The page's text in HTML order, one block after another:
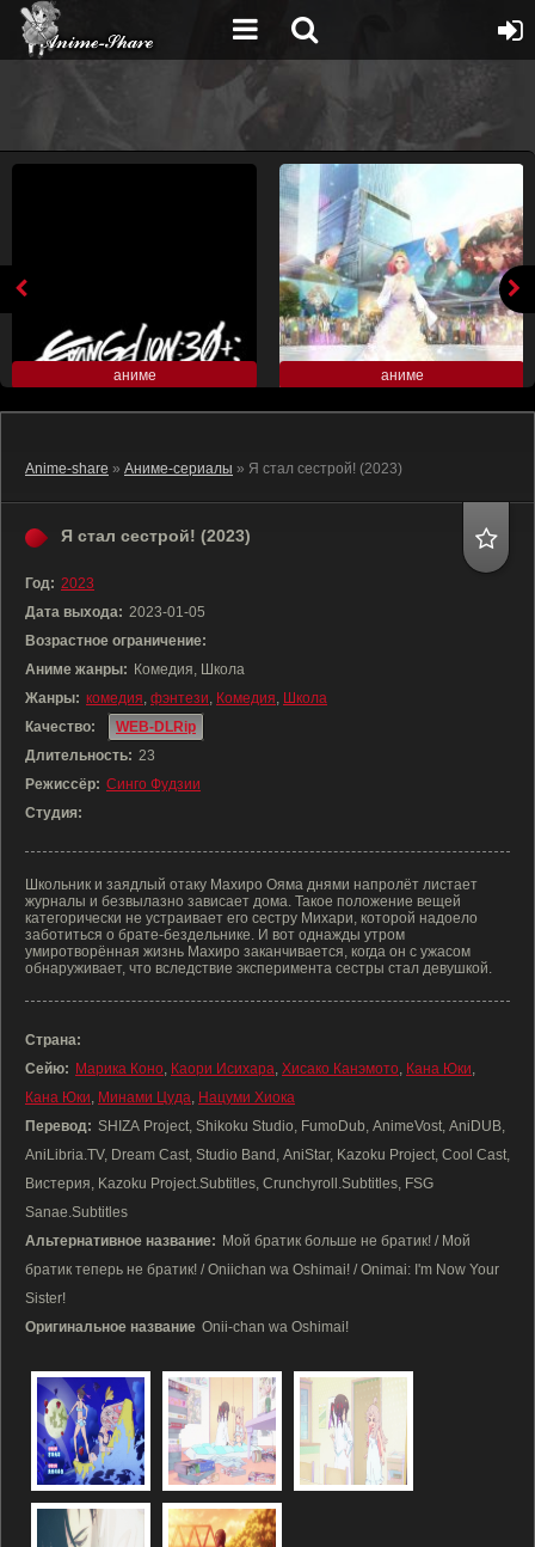
аниме аниме
Anime-share » Аниме-сериалы » Я стал сестрой! (2023)
Я стал сестрой! (2023)
Год: 2023
Дата выхода: 2023-01-05
Возрастное ограничение:
Аниме жанры: Комедия, Школа
Жанры: комедия, фэнтези, Комедия, Школа
Качество:
WEB-DLRip
Длительность: 23
Режиссёр: Синго Фудзии
Студия:
Школьник и заядлый отаку Махиро Ояма днями напролёт листает
журналы и безвылазно зависает дома. Такое положение вещей
категорически не устраивает его сестру Михари, которой надоело
заботиться о брате-бездельнике. И вот однажды утром
умиротворённая жизнь Махиро заканчивается, когда он с ужасом
обнаруживает, что вследствие эксперимента сестры стал девушкой.
Страна:
Сейю: Марика Коно, Каори Исихара, Хисако Канэмото, Кана Юки,
Кана Юки, Минами Цуда, Нацуми Хиока
Перевод: SHIZA Project, Shikoku Studio, FumoDub, AnimeVost, AniDUB,
AniLibria.TV, Dream Cast, Studio Band, AniStar, Kazoku Project, Cool Cast,
Вистерия, Kazoku Project.Subtitles, Crunchyroll.Subtitles, FSG
Sanae.Subtitles
Альтернативное название: Мой братик больше не братик! / Мой
братик теперь не братик! / Oniichan wa Oshimai! / Onimai: I'm Now Your
Sister!
Оригинальное название Onii-chan wa Oshimai!